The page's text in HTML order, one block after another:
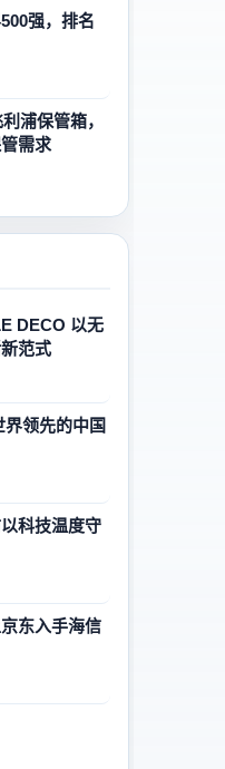
强，排名
浦保管箱，
需求
DECO 以无
范式
科技温度守
东入手海信